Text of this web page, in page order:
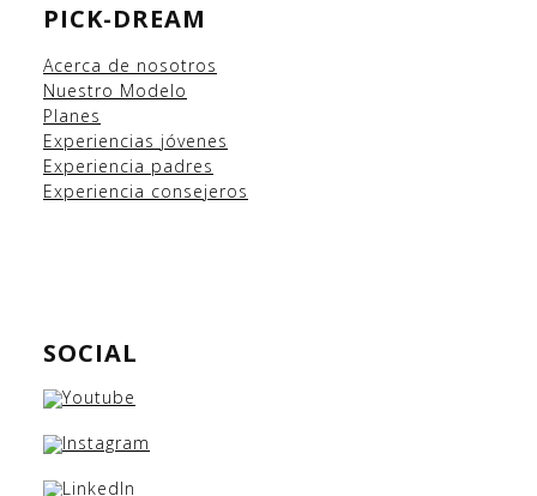
PICK-DREAM
Acerca de nosotros
Nuestro Modelo
Planes
Experiencias jóvenes
Experiencia padres
Experiencia consejeros
SOCIAL